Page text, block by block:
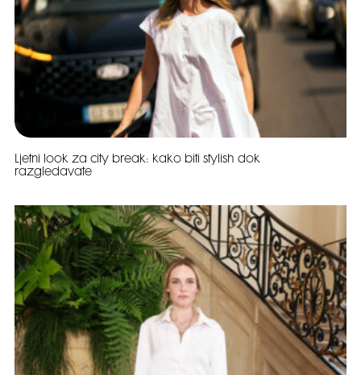
Ljetni look za city break: kako biti stylish dok
razgledavate